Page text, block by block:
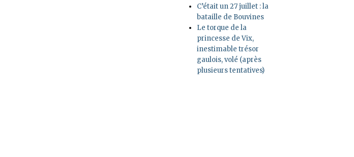
C’était un 27 juillet : la
bataille de Bouvines
Le torque de la
princesse de Vix,
inestimable trésor
gaulois, volé (après
plusieurs tentatives)